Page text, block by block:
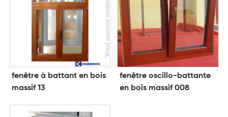
fenêtre à battant en bois
massif 13
fenêtre oscillo-battante
en bois massif 008